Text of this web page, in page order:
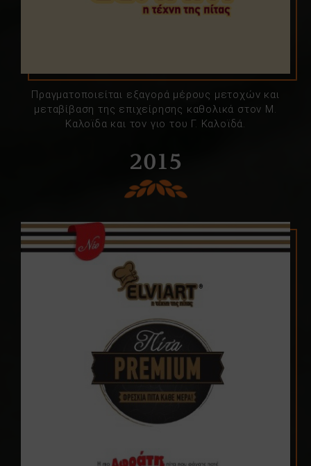
Πραγματοποιείται εξαγορά μέρους μετοχών και
μεταβίβαση της επιχείρησης καθολικά στον Μ.
Καλοϊδα και τον γιο του Γ. Καλοϊδά.
2015